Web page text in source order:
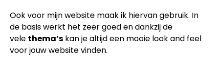
Ook voor mijn website maak ik hiervan gebruik. In
de basis werkt het zeer goed en dankzij de
vele thema’s kan je altijd een mooie look and feel
voor jouw website vinden.